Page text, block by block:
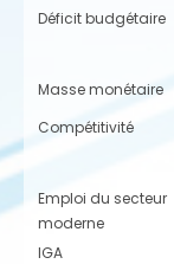
Déficit budgétaire
Masse monétaire
Compétitivité
Emploi du secteur
moderne
IGA